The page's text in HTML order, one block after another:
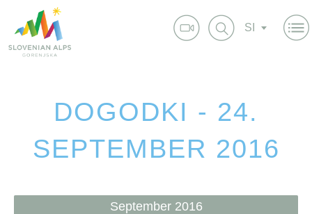
SI
DOGODKI - 24.
SEPTEMBER 2016
September 2016